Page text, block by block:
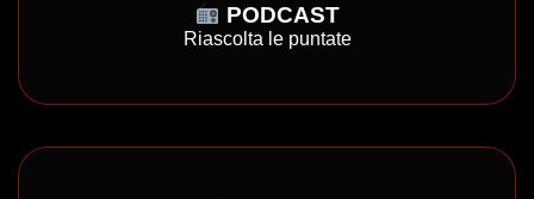
PODCAST
Riascolta le puntate